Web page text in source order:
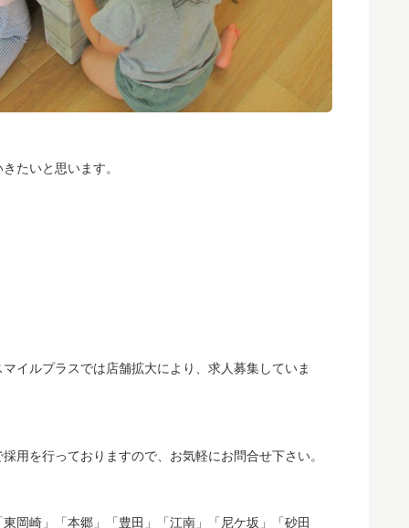
たいと思います。
イルプラスでは店舗拡大により、求人募集していま
用を行っておりますので、お気軽にお問合せ下さい。
岡崎」「本郷」「豊田」「江南」「尼ケ坂」「砂田